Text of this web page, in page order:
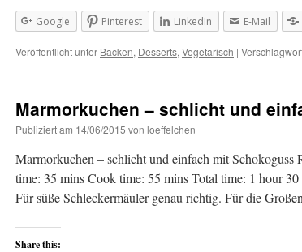
Google Pinterest LinkedIn E-Mail
Veröffentlicht unter Backen, Desserts, Vegetarisch |
Marmorkuchen – schlicht und
Publiziert am 14/06/2015 von loeffelchen
Marmorkuchen – schlicht und einfach mit
time: 35 mins Cook time: 55 mins Total time: 1 hour
Für süße Schleckermäuler genau richtig. Für die
Share this: